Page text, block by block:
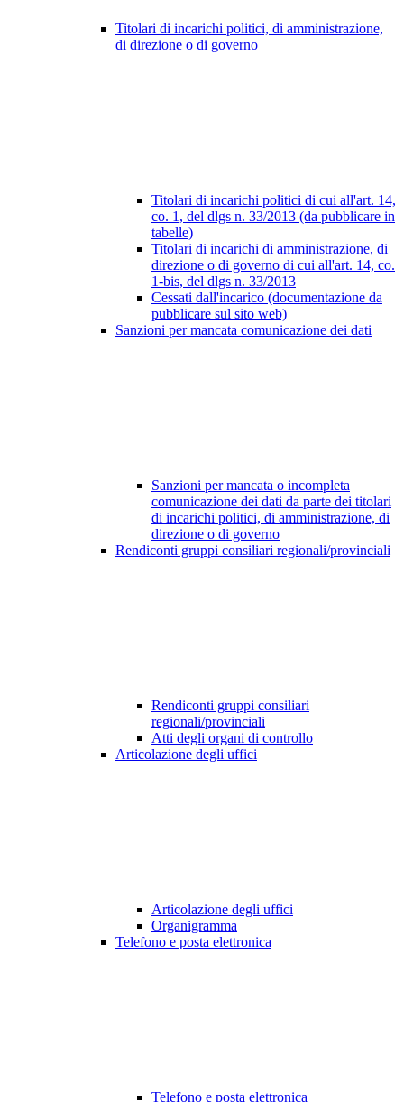
Titolari di incarichi politici, di amministrazione,
di direzione o di governo
Titolari di incarichi politici di cui all'art. 14,
co. 1, del dlgs n. 33/2013 (da pubblicare in
tabelle)
Titolari di incarichi di amministrazione, di
direzione o di governo di cui all'art. 14, co.
1-bis, del dlgs n. 33/2013
Cessati dall'incarico (documentazione da
pubblicare sul sito web)
Sanzioni per mancata comunicazione dei dati
Sanzioni per mancata o incompleta
comunicazione dei dati da parte dei titolari
di incarichi politici, di amministrazione, di
direzione o di governo
Rendiconti gruppi consiliari regionali/provinciali
Rendiconti gruppi consiliari
regionali/provinciali
Atti degli organi di controllo
Articolazione degli uffici
Articolazione degli uffici
Organigramma
Telefono e posta elettronica
Telefono e posta elettronica